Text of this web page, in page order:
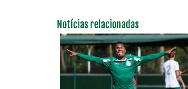
Notícias relacionadas